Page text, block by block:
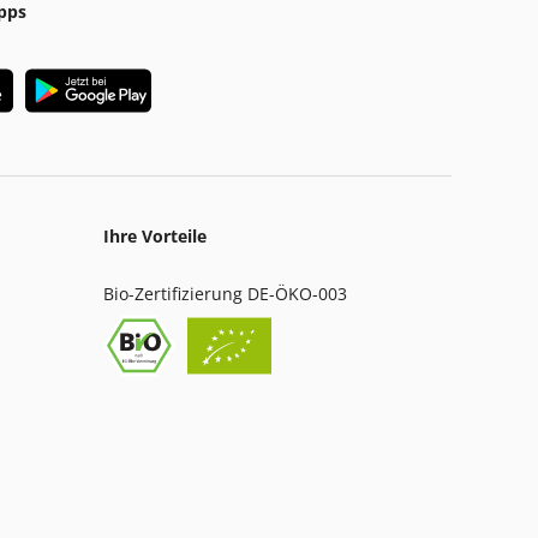
Ihre Vorteile
Bio-Zertifizierung DE-ÖKO-003